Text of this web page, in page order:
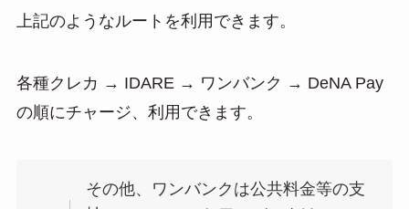
上記のようなルートを利用できます。
各種クレカ → IDARE → ワンバンク → DeNA Pay
の順にチャージ、利用できます。
その他、ワンバンクは公共料金等の支